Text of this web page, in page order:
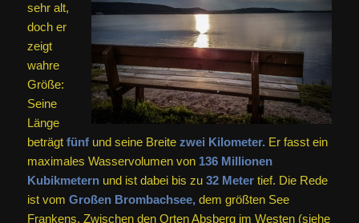
sehr alt,
doch er
zeigt
wahre
Größe:
Seine
Länge
beträgt fünfund seine Breite zwei Kilometer. Er fasst ein
maximales Wasservolumen von 136 Millionen
Kubikmeternund ist dabei bis zu 32 Metertief. Die Rede
ist vom Großen Brombachsee,dem größten See
Frankens. Zwischen den Orten Absberg im Westen (siehe